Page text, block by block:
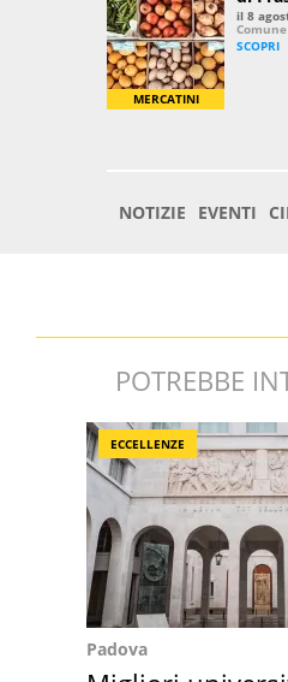
POTREBBE
ECCELLENZE
Padova